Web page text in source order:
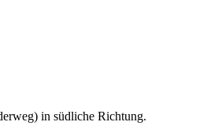
in südliche Richtung.